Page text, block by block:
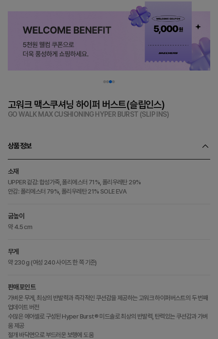
고워크 맥스쿠셔닝 하이퍼 버스트(슬립인스)
GO WALK MAX CUSHIONING HYPER BURST (SLIP INS)
상품정보
소재
UPPER 겉감: 합성가죽, 폴리에스터 71%, 폴리우레탄 29%
안감: 폴리에스터 79%, 폴리우레탄 21% SOLE EVA
굽높이
약 4.5 cm
무게
약 230 g (여성 240 사이즈 한 쪽 기준)
판매포인트
가벼운 무게, 최상의 반발력과 즉각적인 쿠션감을 제공하는 고워크 하이퍼버스트의 두 번째
업데이트 버전
수많은 에어셀로 구성된 Hyper Burst® 미드솔로 최상의 반발력, 탄력있는 쿠션감과 가벼
움 제공
절개 바닥면으로 부드러운 보행에 도움